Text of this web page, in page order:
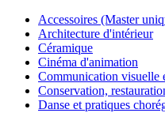
Accessoires (Master
Architecture d'intérieur
Céramique
Cinéma d'animation
Communication visuelle
Conservation,
Danse et pratiques